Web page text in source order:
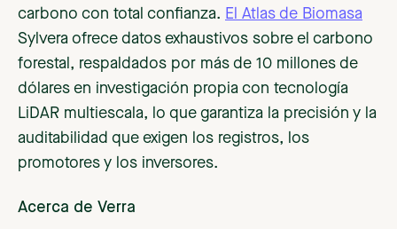
carbono con total confianza. El Atlas de Biomasa
Sylvera ofrece datos exhaustivos sobre el carbono
forestal, respaldados por más de 10 millones de
dólares en investigación propia con tecnología
LiDAR multiescala, lo que garantiza la precisión y la
auditabilidad que exigen los registros, los
promotores y los inversores.
Acerca de Verra